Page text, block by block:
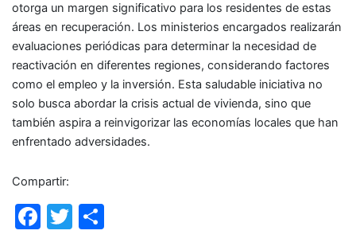
otorga un margen significativo para los residentes de estas
áreas en recuperación. Los ministerios encargados realizarán
evaluaciones periódicas para determinar la necesidad de
reactivación en diferentes regiones, considerando factores
como el empleo y la inversión. Esta saludable iniciativa no
solo busca abordar la crisis actual de vivienda, sino que
también aspira a reinvigorizar las economías locales que han
enfrentado adversidades.
Compartir:
F
T